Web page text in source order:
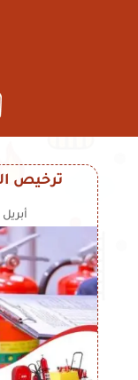
ترخيص
أبريل 22, 2026